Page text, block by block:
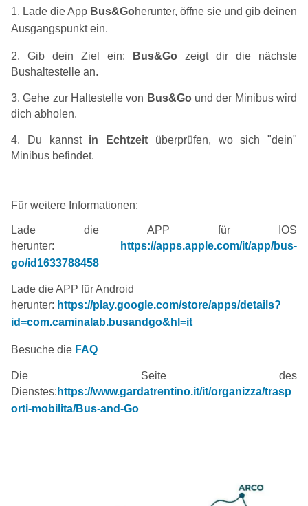
1. Lade die App Bus&Goherunter, öffne sie und gib deinen
Ausgangspunkt ein.
2. Gib dein Ziel ein: Bus&Go zeigt dir die nächste
Bushaltestelle an.
3. Gehe zur Haltestelle von Bus&Go und der Minibus wird
dich abholen.
4. Du kannst in Echtzeit überprüfen, wo sich "dein"
Minibus befindet.
Für weitere Informationen:
Lade die APP für IOS
herunter:
https://apps.apple.com/it/app/bus-
go/id1633788458
Lade die APP für Android
herunter: https://play.google.com/store/apps/details?
id=com.caminalab.busandgo&hl=it
Besuche die FAQ
Die Seite des
Dienstes: https://www.gardatrentino.it/it/organizza/trasp
orti-mobilita/Bus-and-Go